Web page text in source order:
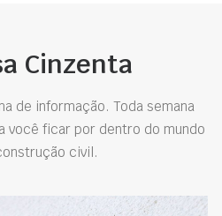
Cinzenta
de informação. Toda semana
você ficar por dentro do mundo
civil.